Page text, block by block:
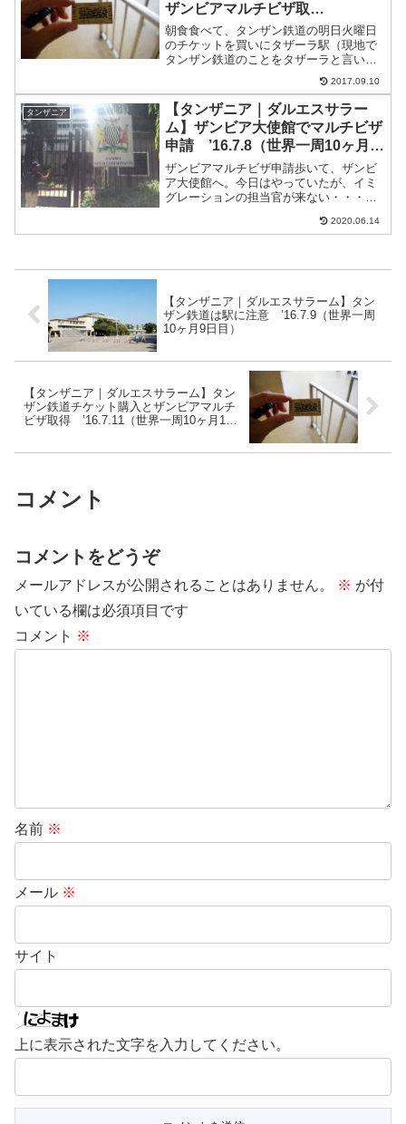
ザンビアマルチビザ取
得 ’16.7.11（世界一周10ヶ月11
日目）
朝食食べて、タンザン鉄道の明日火曜日
のチケットを買いにタザーラ駅（現地で
タンザン鉄道のことをタザーラと言いま
す）へ。タンザン鉄道のチケット購入タ
ンザン鉄道は火曜日と金曜日発タンザン
鉄道についてはUberで行く。ひとり1,250
シリング（約6...
2017.09.10
タンザニア
【タンザニア｜ダルエスサラー
ム】ザンビア大使館でマルチビザ
申請 ’16.7.8（世界一周10ヶ月8
日目）
ザンビアマルチビザ申請歩いて、ザンビ
ア大使館へ。今日はやっていたが、イミ
グレーションの担当官が来ない・・・結
たよ。これだからお役人てのはさぁー。
2020.06.14
【タンザニア｜ダルエスサラーム】タン
ザン鉄道は駅に注意 ’16.7.9（世界一周
10ヶ月9日目）
【タンザニア｜ダルエスサラーム】タン
ザン鉄道チケット購入とザンビアマルチ
ビザ取得 ’16.7.11（世界一周10ヶ月11
コメント
コメントをどうぞ
メールアドレスが公開されることはありません。 ※ が付
いている欄は必須項目です
コメント ※
名前 ※
メール ※
サイト
上に表示された文字を入力してください。